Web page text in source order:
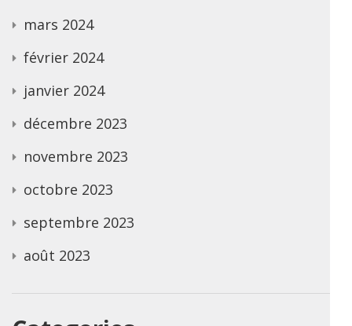
mars 2024
février 2024
janvier 2024
décembre 2023
novembre 2023
octobre 2023
septembre 2023
août 2023